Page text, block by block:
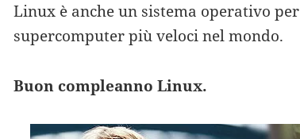
Linux è anche un sistema operativo
supercomputer più veloci nel mondo.
Buon compleanno Linux.